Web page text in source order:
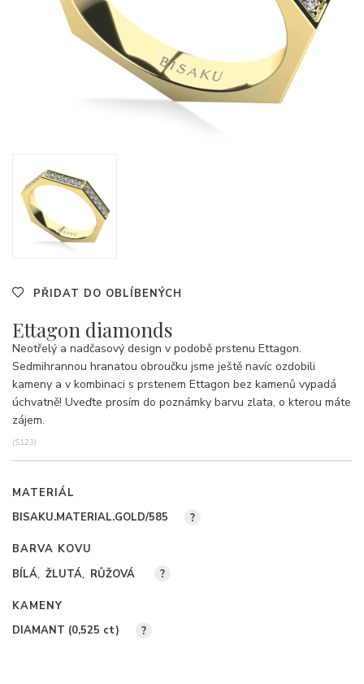
PŘIDAT DO OBLÍBENÝCH
Ettagon diamonds
Neotřelý a nadčasový design v podobě prstenu Ettagon.
Sedmihrannou hranatou obroučku jsme ještě navíc ozdobili
kameny a v kombinaci s prstenem Ettagon bez kamenů vypadá
úchvatně! Uveďte prosím do poznámky barvu zlata, o kterou máte
zájem.
(S123)
MATERIÁL
BISAKU.MATERIAL.GOLD/585
?
BARVA KOVU
BÍLÁ ŽLUTÁ RŮŽOVÁ ?
KAMENY
DIAMANT (0,525 ct) ?